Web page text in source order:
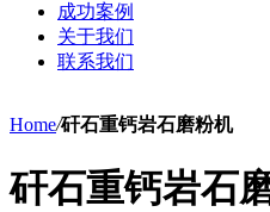
成功案例
关于我们
联系我们
Home/矸石重钙岩石磨粉机
矸石重钙岩石